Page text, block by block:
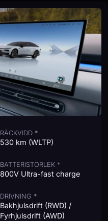
RÄCKVIDD *
530 km (WLTP)
BATTERISTORLEK *
800V Ultra-fast charge
DRIVNING *
Bakhjulsdrift (RWD) /
Fyrhjulsdrift (AWD)